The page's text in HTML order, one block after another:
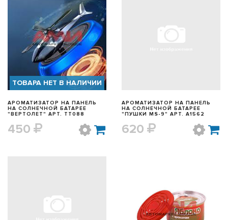
БЫСТРЫЙ ПРОСМОТР
ТОВАРА НЕТ В НАЛИЧИИ
АРОМАТИЗАТОР НА ПАНЕЛЬ
НА СОЛНЕЧНОЙ БАТАРЕЕ
"ВЕРТОЛЕТ" АРТ. TT088
450
АРОМАТИЗАТОР НА ПАНЕЛЬ
НА СОЛНЕЧНОЙ БАТАРЕЕ
"ПУШКИ MS-9" АРТ. A1562
620
БЫСТРЫЙ ПРОСМОТР